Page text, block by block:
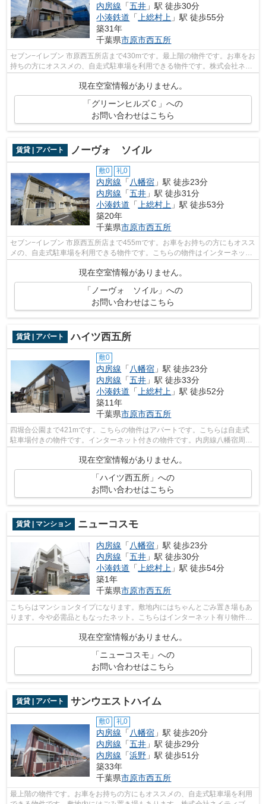
内房線 「五井 」駅 徒歩30分
小湊鉄道 「 上総村上 」駅 徒歩55分
築31年
千葉県市原市西五所
セブン−イレブン 市原西五所店まで430mです。最上階の物件です。お車をお
持ちの方にオススメの、自走式駐車場を利用できる物件です。株式会社ネイ
ティブ・トラストには市原市エリアの...
現在空室情報がありません。
「グリーンヒルズＣ」への
お問い合わせはこちら
賃貸 | アパート ノーヴォ ソイル
敷0 礼0
内房線 「八幡宿 」駅 徒歩23分
内房線 「五井 」駅 徒歩31分
小湊鉄道 「 上総村上 」駅 徒歩53分
築20年
千葉県市原市西五所
セブン−イレブン 市原西五所店まで455mです。お車をお持ちの方にもオスス
メの、自走式駐車場を利用できる物件です。こちらの物件はインターネット
現在空室情報がありません。
「ノーヴォ ソイル」への
お問い合わせはこちら
賃貸 | アパート ハイツ西五所
敷0
内房線 「 八幡宿 」駅 徒歩23分
内房線 「五井 」駅 徒歩33分
小湊鉄道 「 上総村上 」駅 徒歩52分
築11年
千葉県市原市西五所
四堀合公園まで421mです。こちらの物件はアパートです。こちらは自走式
駐車場付きの物件です。インターネット付きの物件です。内房線八幡宿周辺
現在空室情報がありません。
「ハイツ西五所」への
お問い合わせはこちら
賃貸 | マンション ニューコスモ
内房線 「八幡宿 」駅 徒歩23分
内房線 「五井 」駅 徒歩30分
小湊鉄道 「上総村上 」駅 徒歩54分
築1年
千葉県市原市西五所
こちらはマンションタイプになります。敷地内にはちゃんとごみ置き場もあ
ります。今や必需品ともなったネット。こちらはインターネット有り物件で
す。株式会社ネイティブ・トラストに...
現在空室情報がありません。
「ニューコスモ」への
お問い合わせはこちら
賃貸 | アパート サンウエストハイム
敷0 礼0
内房線 「八幡宿 」駅 徒歩20分
内房線 「五井 」駅 徒歩29分
内房線 「浜野 」駅 徒歩51分
築33年
千葉県市原市西五所
最上階の物件です。お車をお持ちの方にもオススメの、自走式駐車場を利用